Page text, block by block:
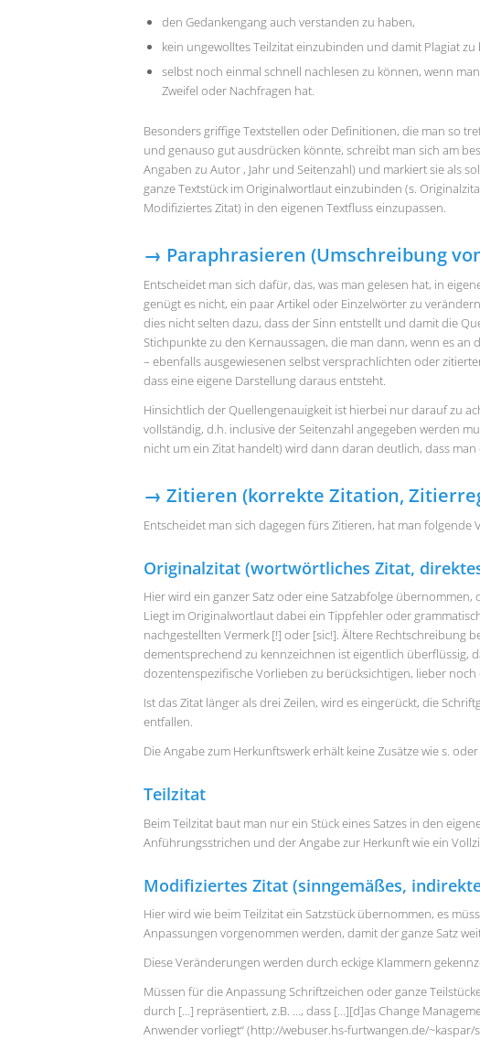
den Gedankengang auch verstanden zu haben,
kein ungewolltes Teilzitat einzubinden und damit Plagiat zu
selbst noch einmal schnell nachlesen zu können, wenn
Zweifel oder Nachfragen hat.
Besonders griffige Textstellen oder Definitionen, die man so
und genauso gut ausdrücken könnte, schreibt man sich am
Angaben zu Autor , Jahr und Seitenzahl) und markiert sie als
ganze Textstück im Originalwortlaut einzubinden (s.
Modifiziertes Zitat) in den eigenen Textfluss einzupassen.
→ Paraphrasieren (Umschreibung
Entscheidet man sich dafür, das, was man gelesen hat, in
genügt es nicht, ein paar Artikel oder Einzelwörter zu
dies nicht selten dazu, dass der Sinn entstellt und damit die
Stichpunkte zu den Kernaussagen, die man dann, wenn es
– ebenfalls ausgewiesenen selbst versprachlichten oder
dass eine eigene Darstellung daraus entsteht.
Hinsichtlich der Quellengenauigkeit ist hierbei nur darauf zu
vollständig, d.h. inclusive der Seitenzahl angegeben werden
nicht um ein Zitat handelt) wird dann daran deutlich, dass
→ Zitieren (korrekte Zitation,
Entscheidet man sich dagegen fürs Zitieren, hat man folgende
Originalzitat (wortwörtliches Zitat,
Hier wird ein ganzer Satz oder eine Satzabfolge
Liegt im Originalwortlaut dabei ein Tippfehler oder
nachgestellten Vermerk [!] oder [sic!]. Ältere Rechtschreibung
dementsprechend zu kennzeichnen ist eigentlich überflüssig,
dozentenspezifische Vorlieben zu berücksichtigen, lieber
Ist das Zitat länger als drei Zeilen, wird es eingerückt, die
entfallen.
Die Angabe zum Herkunftswerk erhält keine Zusätze wie s. oder
Teilzitat
Beim Teilzitat baut man nur ein Stück eines Satzes in den
Anführungsstrichen und der Angabe zur Herkunft wie ein
Modifiziertes Zitat (sinngemäßes,
Hier wird wie beim Teilzitat ein Satzstück übernommen, es
Anpassungen vorgenommen werden, damit der ganze Satz
Diese Veränderungen werden durch eckige Klammern
Müssen für die Anpassung Schriftzeichen oder ganze
durch […] repräsentiert, z.B. …, dass […][d]as Change
Anwender vorliegt“ (http://webuser.hs-furtwangen.de/